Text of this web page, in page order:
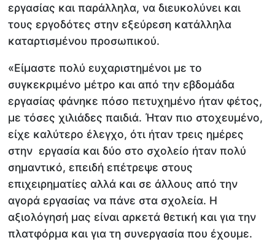
εργασίας και παράλληλα, να διευκολύνει και
τους εργοδότες στην εξεύρεση κατάλληλα
καταρτισμένου προσωπικού.
«Είμαστε πολύ ευχαριστημένοι με το
συγκεκριμένο μέτρο και από την εβδομάδα
εργασίας φάνηκε πόσο πετυχημένο ήταν φέτος,
με τόσες χιλιάδες παιδιά. Ήταν πιο στοχευμένο,
είχε καλύτερο έλεγχο, ότι ήταν τρεις ημέρες
στην εργασία και δύο στο σχολείο ήταν πολύ
σημαντικό, επειδή επέτρεψε στους
επιχειρηματίες αλλά και σε άλλους από την
αγορά εργασίας να πάνε στα σχολεία. Η
αξιολόγησή μας είναι αρκετά θετική και για την
πλατφόρμα και για τη συνεργασία που έχουμε.